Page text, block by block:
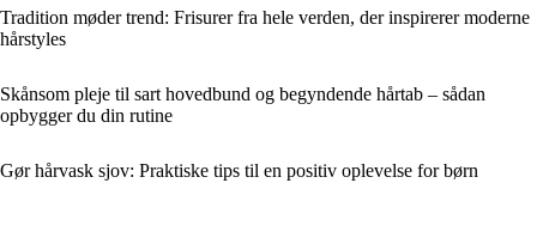
Tradition møder trend: Frisurer fra hele verden, der inspirerer moderne
hårstyles
Skånsom pleje til sart hovedbund og begyndende hårtab – sådan
opbygger du din rutine
Gør hårvask sjov: Praktiske tips til en positiv oplevelse for børn